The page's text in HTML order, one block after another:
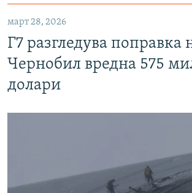
март 28, 2026
Г7 разгледува поправка
Чернобил вредна 575
долари